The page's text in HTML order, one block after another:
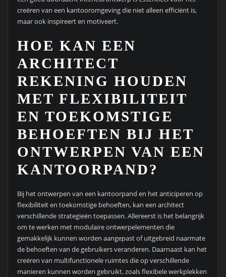
creëren van een kantooromgeving die niet alleen efficiënt is,
maar ook inspireert en motiveert.
HOE KAN EEN
ARCHITECT
REKENING HOUDEN
MET FLEXIBILITEIT
EN TOEKOMSTIGE
BEHOEFTEN BIJ HET
ONTWERPEN VAN EEN
KANTOORPAND?
Bij het ontwerpen van een kantoorpand en het anticiperen op
flexibiliteit en toekomstige behoeften, kan een architect
verschillende strategieën toepassen. Allereerst is het belangrijk
om te werken met modulaire ontwerpelementen die
gemakkelijk kunnen worden aangepast of uitgebreid naarmate
de behoeften van de gebruikers veranderen. Daarnaast kan het
creëren van multifunctionele ruimtes die op verschillende
manieren kunnen worden gebruikt, zoals flexibele werkplekken